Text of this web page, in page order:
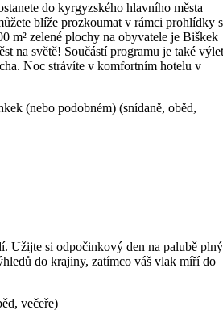
do kyrgyzského hlavního města
blíže prozkoumat v rámci prohlídky s
m² zelené plochy na obyvatele je Biškek
na světě! Součástí programu je také výlet
Noc strávíte v komfortním hotelu v
(nebo podobném) (snídaně, oběd,
Užijte si odpočinkový den na palubě plný
do krajiny, zatímco váš vlak míří do
večeře)